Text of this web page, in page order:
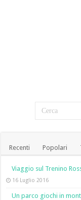
Recenti Popolari
Viaggio sul Trenino
16 Luglio 2016
Un parco giochi in